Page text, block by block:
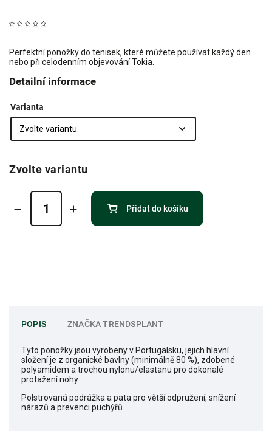
Perfektní ponožky do tenisek, které můžete používat každý den
nebo při celodenním objevování Tokia.
Detailní informace
Varianta
Zvolte variantu
Přidat do košíku
POPIS ZNAČKATRENDSPLANT
Tyto ponožky jsou vyrobeny v Portugalsku, jejich hlavní
složení je z organické bavlny (minimálně 80 %), zdobené
polyamidem a trochou nylonu/elastanu pro dokonalé
protažení nohy.
Polstrovaná podrážka a pata pro větší odpružení, snížení
nárazů a prevenci puchýřů.